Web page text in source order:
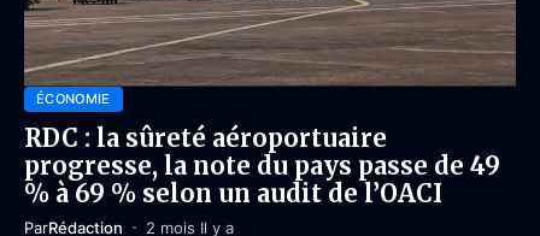
ÉCONOMIE
RDC : la sûreté aéroportuaire
progresse, la note du pays passe de 49
% à 69 % selon un audit de l’OACI
ParRédaction 2 mois Il y a